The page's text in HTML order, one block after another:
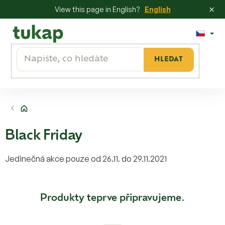
View this page in English? English ×
obsah
HLEDAT
Domů
Black Friday
Jedinečná akce pouze od 26.11. do 29.11.2021
Produkty teprve připravujeme.